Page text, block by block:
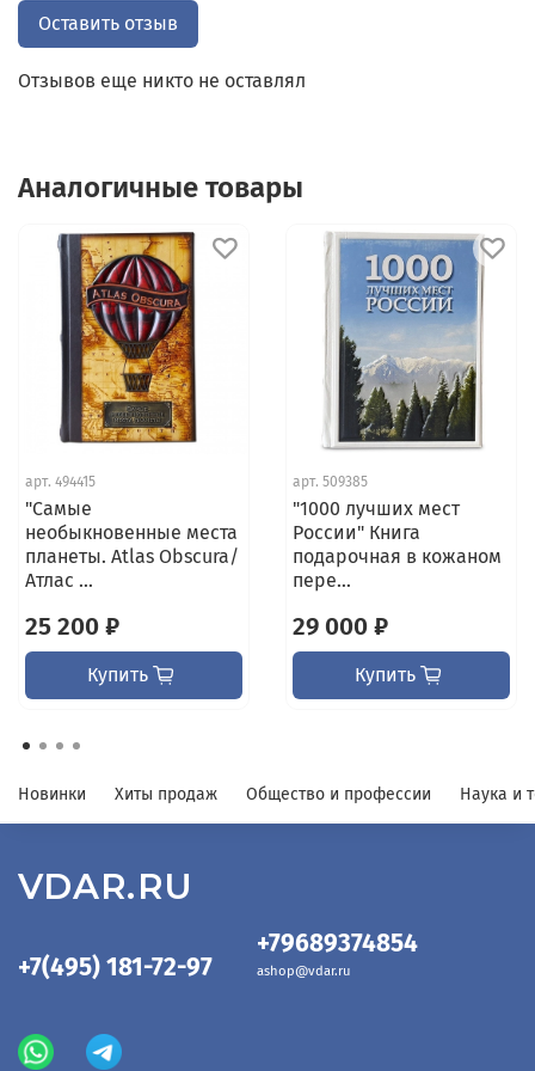
либо в личную коллекцию книг как уже бывалым
путешественникам, так и тем, кто планирует
Отзывов еще никто не оставлял
Оставить отзыв
Аналогичные товары
арт. 494415
"Самые
необыкновенные места
планеты. Atlas Obscura/
Атлас ...
25 200 ₽
Купить
арт. 509385
"1000 лучших мест
России" Книга
подарочная в кожаном
пере...
29 000 ₽
Купить
Новинки Хиты продаж Общество и профессии Наука и
+7(495) 181-72-97
+79689374854
ashop@vdar.ru
VDAR.RU